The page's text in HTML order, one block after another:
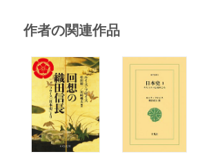
作者の関連作品